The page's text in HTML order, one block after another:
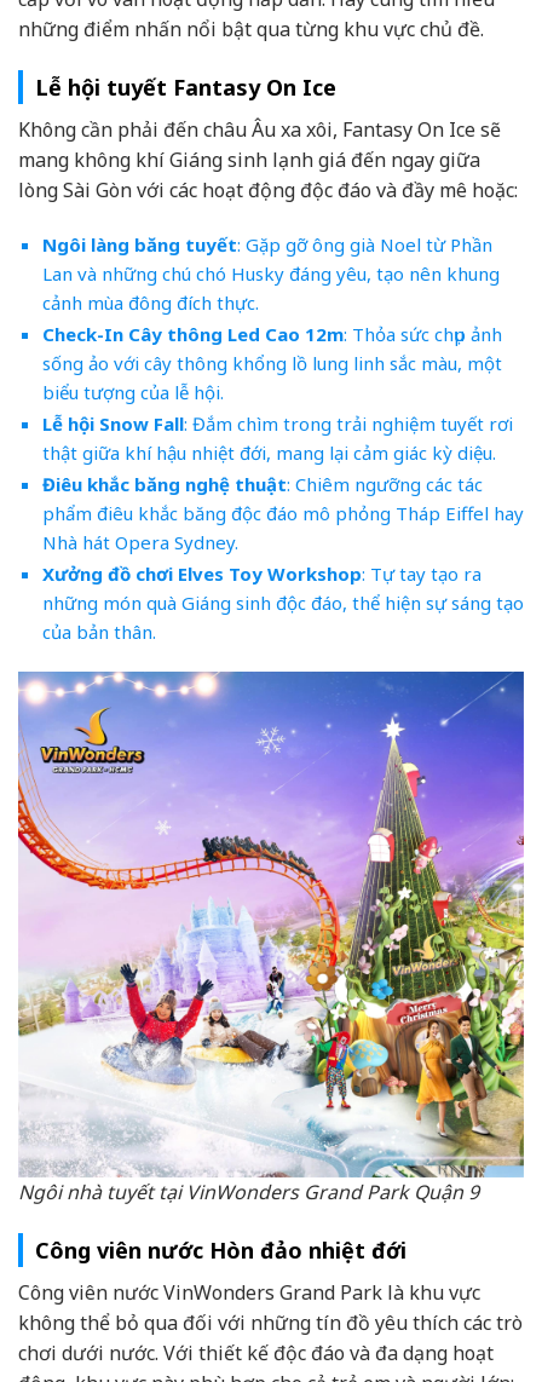
những điểm nhấn nổi bật qua từng khu vực chủ đề.
Lễ hội tuyết Fantasy On Ice
Không cần phải đến châu Âu xa xôi, Fantasy On Ice sẽ
mang không khí Giáng sinh lạnh giá đến ngay giữa
lòng Sài Gòn với các hoạt động độc đáo và đầy mê hoặc:
Ngôi làng băng tuyết: Gặp gỡ ông già Noel từ Phần
Lan và những chú chó Husky đáng yêu, tạo nên khung
cảnh mùa đông đích thực.
Check-In Cây thông Led Cao 12m: Thỏa sức chụp ảnh
sống ảo với cây thông khổng lồ lung linh sắc màu, một
biểu tượng của lễ hội.
Lễ hội Snow Fall: Đắm chìm trong trải nghiệm tuyết rơi
thật giữa khí hậu nhiệt đới, mang lại cảm giác kỳ diệu.
Điêu khắc băng nghệ thuật: Chiêm ngưỡng các tác
phẩm điêu khắc băng độc đáo mô phỏng Tháp Eiffel hay
Nhà hát Opera Sydney.
Xưởng đồ chơi Elves Toy Workshop: Tự tay tạo ra
những món quà Giáng sinh độc đáo, thể hiện sự sáng tạo
của bản thân.
Ngôi nhà tuyết tại VinWonders Grand Park Quận 9
Công viên nước Hòn đảo nhiệt đới
Công viên nước VinWonders Grand Park là khu vực
không thể bỏ qua đối với những tín đồ yêu thích các trò
chơi dưới nước. Với thiết kế độc đáo và đa dạng hoạt